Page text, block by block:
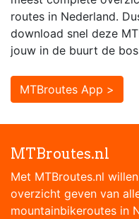
routes in Nederland.
download snel deze
jouw in de buurt de
MTBroutes App >
MTBroutes.nl
Met MTBroutes.nl
overzicht geven van
mountainbikeroutes in